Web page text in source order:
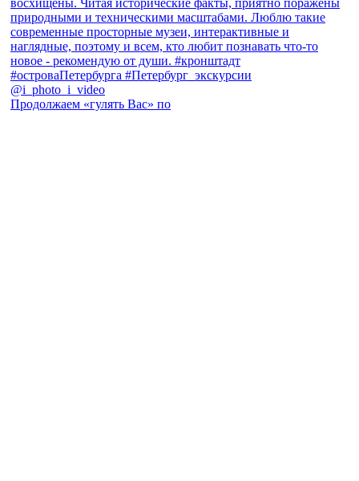
Продолжаем «гулять Вас» по